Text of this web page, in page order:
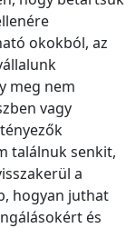
okokból, az
meg nem
vagy
találnuk senkit,
a
hogyan juthat
és